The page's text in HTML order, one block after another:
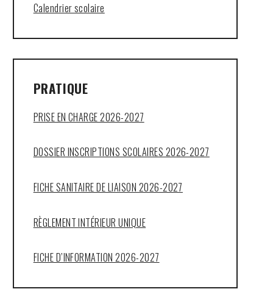
Calendrier scolaire
PRATIQUE
PRISE EN CHARGE 2026-2027
DOSSIER INSCRIPTIONS SCOLAIRES 2026-2027
FICHE SANITAIRE DE LIAISON 2026-2027
RÈGLEMENT INTÉRIEUR UNIQUE
FICHE D’INFORMATION 2026-2027